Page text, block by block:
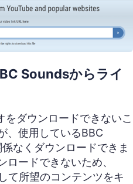
Soundsからライ
ダウンロードできないこ
、使用しているBBC
なくダウンロードできま
ードできないため、
て所望のコンテンツをキ